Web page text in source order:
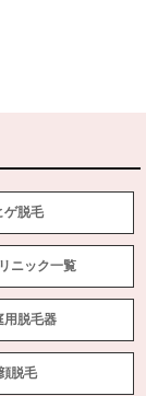
ゲ脱毛
ニック一覧
用脱毛器
顔脱毛